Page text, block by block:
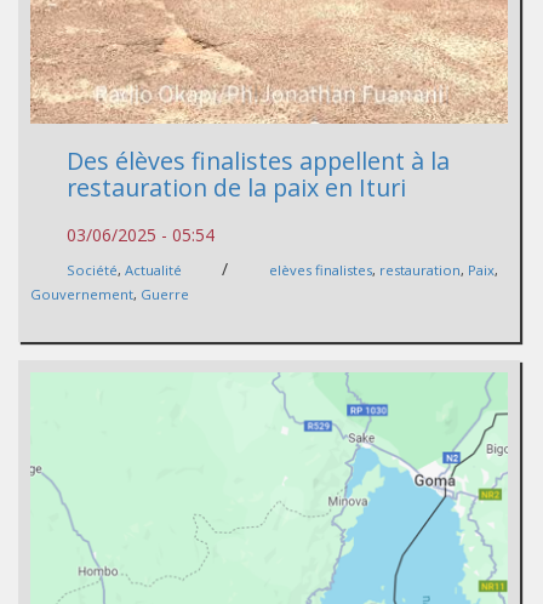
Des élèves finalistes appellent à la
restauration de la paix en Ituri
03/06/2025 - 05:54
Société, Actualité / elèves finalistes, restauration, Paix,
Gouvernement, Guerre